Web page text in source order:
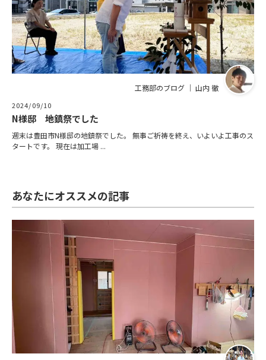
工務部のブログ ｜ 山内 徹
2024/09/10
N様邸 地鎮祭でした
週末は豊田市N様邸の地鎮祭でした。 無事ご祈祷を終え、いよいよ工事のス
タートです。 現在は加工場 ...
あなたにオススメの記事